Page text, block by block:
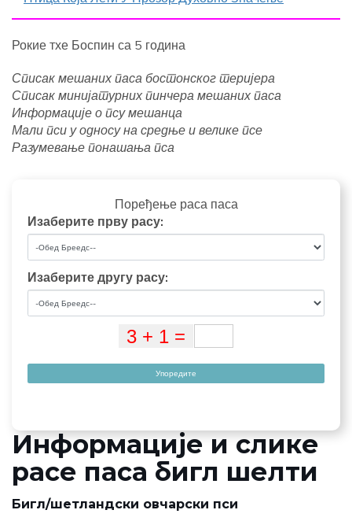
Рокие тхе Боспин са 5 година
Списак мешаних паса бостонског теријера
Списак минијатурних пинчера мешаних паса
Информације о псу мешанца
Мали пси у односу на средње и велике псе
Разумевање понашања пса
Поређење раса паса
Изаберите прву расу:
Изаберите другу расу:
Упоредите
Информације и слике
расе паса бигл шелти
Бигл/шетландски овчарски пси